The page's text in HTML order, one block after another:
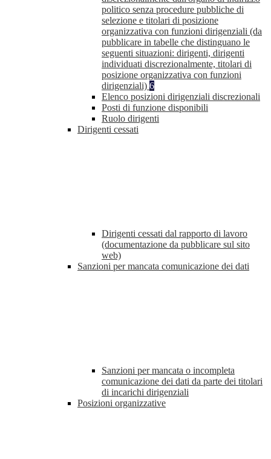
politico senza procedure pubbliche di
selezione e titolari di posizione
organizzativa con funzioni dirigenziali (da
pubblicare in tabelle che distinguano le
seguenti situazioni: dirigenti, dirigenti
individuati discrezionalmente, titolari di
posizione organizzativa con funzioni
dirigenziali) 6
Elenco posizioni dirigenziali discrezionali
Posti di funzione disponibili
Ruolo dirigenti
Dirigenti cessati
Dirigenti cessati dal rapporto di lavoro
(documentazione da pubblicare sul sito
web)
Sanzioni per mancata comunicazione dei dati
Sanzioni per mancata o incompleta
comunicazione dei dati da parte dei titolari
di incarichi dirigenziali
Posizioni organizzative